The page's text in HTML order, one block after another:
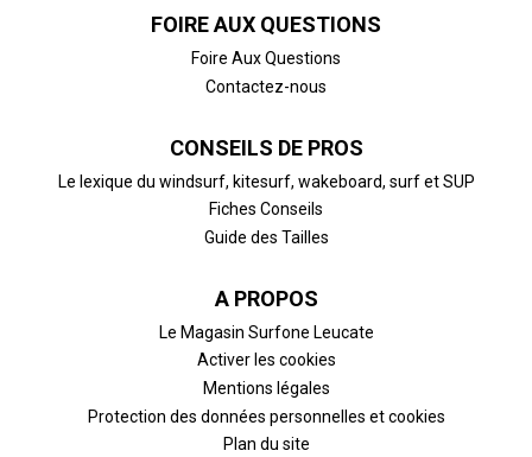
FOIRE AUX QUESTIONS
Foire Aux Questions
Contactez-nous
CONSEILS DE PROS
Le lexique du windsurf, kitesurf, wakeboard, surf et SUP
Fiches Conseils
Guide des Tailles
A PROPOS
Le Magasin Surfone Leucate
Activer les cookies
Mentions légales
Protection des données personnelles et cookies
Plan du site